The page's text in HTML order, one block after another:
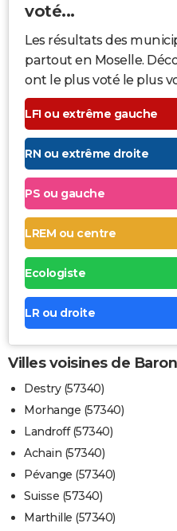
voté...
Les résultats des
partout en Moselle.
ont le plus voté le plus
LFI ou extrême gauche
RN ou extrême droite
PS ou gauche
LREM ou centre
Ecologiste
LR ou droite
Villes voisines de
Destry (57340)
Morhange (57340)
Landroff (57340)
Achain (57340)
Pévange (57340)
Suisse (57340)
Marthille (57340)